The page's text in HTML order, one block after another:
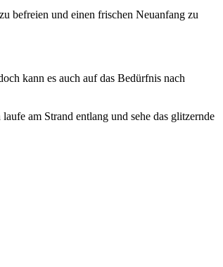
befreien und einen frischen Neuanfang zu
kann es auch auf das Bedürfnis nach
am Strand entlang und sehe das glitzernde